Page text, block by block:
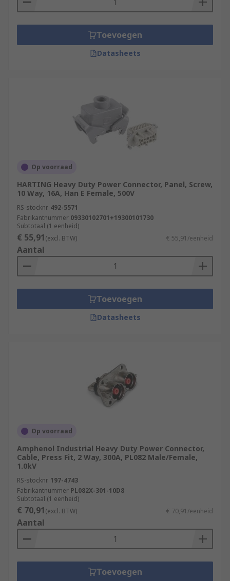
Toevoegen
Datasheets
Op voorraad
HARTING Heavy Duty Power Connector, Panel, Screw,
10 Way, 16A, Han E Female, 500V
RS-stocknr. 492-5571
Fabrikantnummer 09330102701+19300101730
Subtotaal (1 eenheid)
€ 55,91(excl. BTW) € 55,91/eenheid
Aantal
Toevoegen
Datasheets
Op voorraad
Amphenol Industrial Heavy Duty Power Connector,
Cable, Press Fit, 2 Way, 300A, PL082 Male/Female,
1.0kV
RS-stocknr. 197-4743
Fabrikantnummer PL082X-301-10D8
Subtotaal (1 eenheid)
€ 70,91(excl. BTW) € 70,91/eenheid
Aantal
Toevoegen